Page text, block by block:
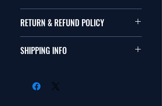
本品は1/10サイズのラジオコント
This items fit in with 1/10 sizes of
RETURN & REFUND POLICY
商品に明らかな欠陥がないかぎり
isn't accepted in goods.
SHIPPING INFO
します。海外への出荷は入金確認